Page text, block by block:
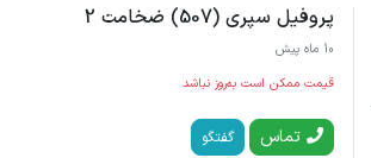
پروفیل سپری (507) ضخامت 2
10 ماه پیش
قیمت ممکن است به‌روز نباشد
تماس گفتگو